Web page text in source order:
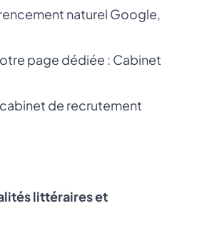
naturel Google,
page dédiée : Cabinet
cabinet de recrutement
littéraires et